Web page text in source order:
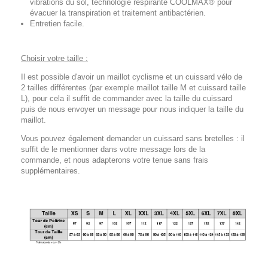
vibrations du sol, technologie respirante COOLMAX® pour
évacuer la transpiration et traitement antibactérien.
Entretien facile.
Choisir votre taille :
Il est possible d'avoir un maillot cyclisme et un cuissard vélo de
2 tailles différentes (par exemple maillot taille M et cuissard taille
L), pour cela il suffit de commander avec la taille du cuissard
puis de nous envoyer un message pour nous indiquer la taille du
maillot.
Vous pouvez également demander un cuissard sans bretelles : il
suffit de le mentionner dans votre message lors de la
commande, et nous adapterons votre tenue sans frais
supplémentaires.